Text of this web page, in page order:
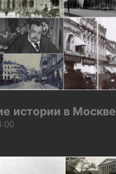
истории в Москве